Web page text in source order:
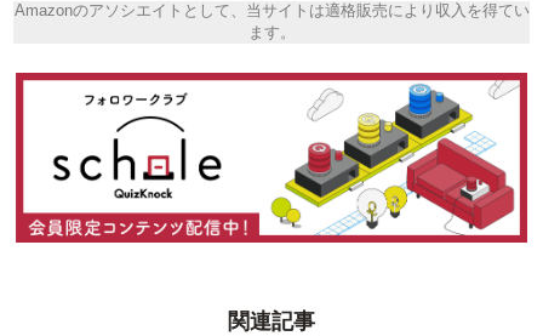
Amazonのアソシエイトとして、当サイトは適格販売により収入を得てい
ます。
関連記事